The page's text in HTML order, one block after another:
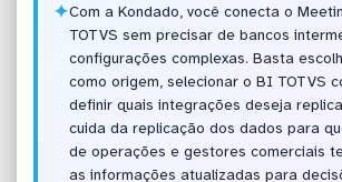
✦Com a Kondado, você conecta o
TOTVS sem precisar de bancos
configurações complexas. Basta
como origem, selecionar o BI TOTVS
definir quais integrações deseja
cuida da replicação dos dados para
de operações e gestores comerciais
as informações atualizadas para